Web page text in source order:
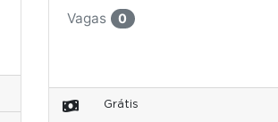
Vagas
0
Grátis